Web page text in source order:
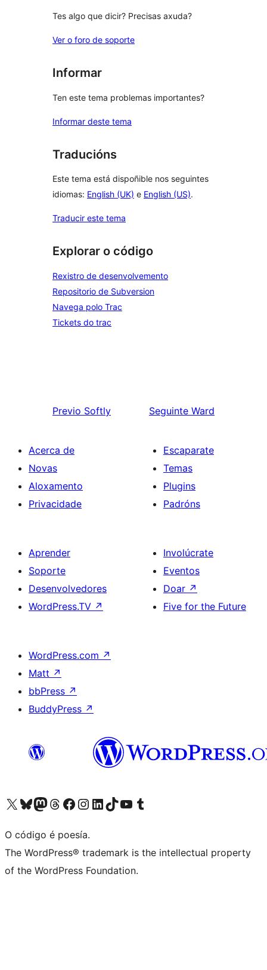
Tes algo que dicir? Precisas axuda?
Ver o foro de soporte
Informar
Ten este tema problemas importantes?
Informar deste tema
Traducións
Este tema está dispoñible nos seguintes
idiomas: English (UK) e English (US).
Traducir este tema
Explorar o código
Rexistro de desenvolvemento
Repositorio de Subversion
Navega polo Trac
Tickets do trac
Previo Softly Seguinte Ward
Acerca de
Novas
Aloxamento
Privacidade
Escaparate
Temas
Plugins
Padróns
Aprender
Soporte
Desenvolvedores
WordPress.TV ↗
Involúcrate
Eventos
Doar ↗
Five for the Future
WordPress.com ↗
Matt ↗
bbPress ↗
BuddyPress ↗
Visita la cuenta de X (anteriormente Twitter)
Visita a nosa conta de Bluesky
Visita a nosa conta de Mastodon
Visita a nosa conta de Threads
Visita a nosa páxina de Facebook
Visita a nosa conta de Instagram
Visita a nosa conta de LinkedIn
Visita a nosa conta de TikTok
Visita a nosa canle de YouTube
Visita a nosa conta de Tumblr
O código é poesía.
The WordPress® trademark is the intellectual property
of the WordPress Foundation.